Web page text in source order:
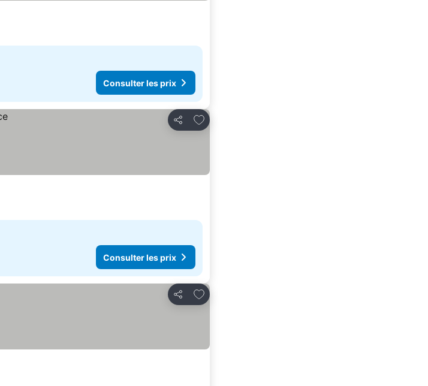
Consulter les prix
Partager
Ajouter à mes favoris
Consulter les prix
Partager
Ajouter à mes favoris